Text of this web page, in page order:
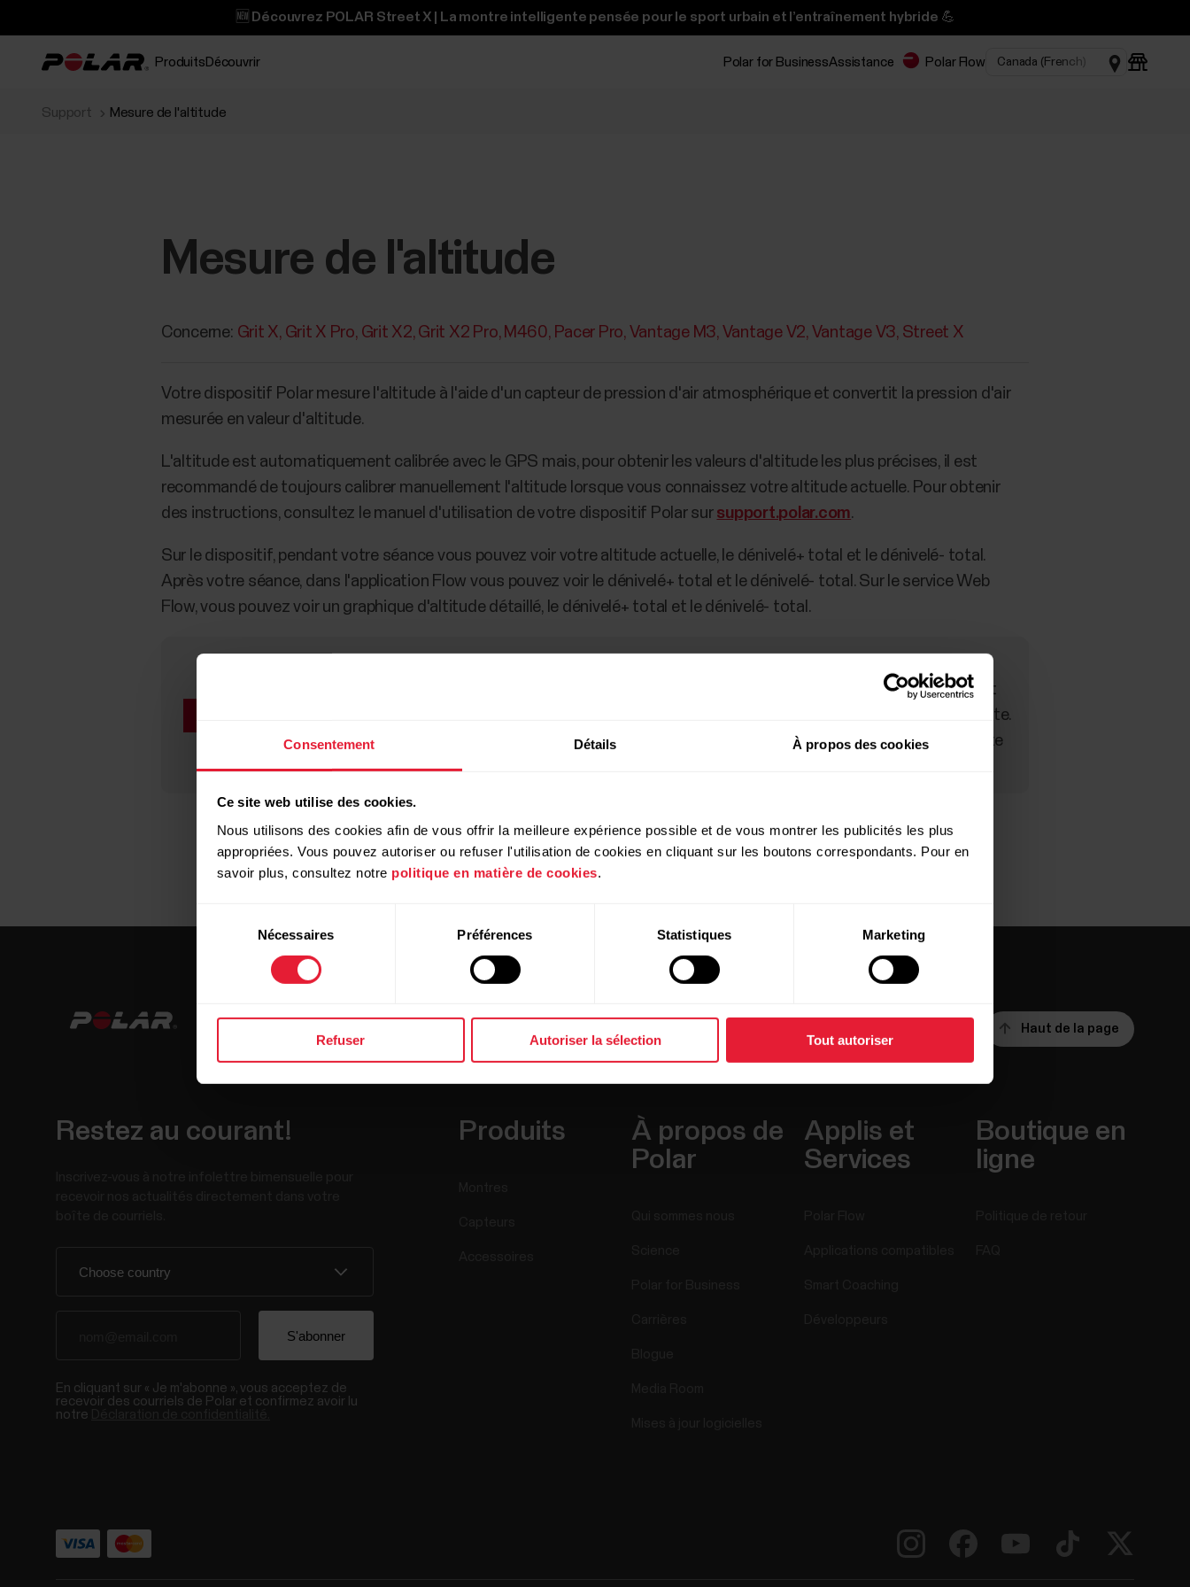
Consentement Détails À propos des cookies
Ce site web utilise des cookies.
Nous utilisons des cookies afin de vous offrir la meilleure expérience possible et de vous montrer les publicités les plus
appropriées. Vous pouvez autoriser ou refuser l'utilisation de cookies en cliquant sur les boutons correspondants. Pour en
savoir plus, consultez notre politique en matière de cookies.
consentement
Nécessaires Préférences Statistiques Marketing
Refuser Autoriser la sélection Tout autoriser
🆕 Découvrez POLAR Street X | La montre intelligente pensée pour le sport urbain et l’entraînement hybride 💪
Produits Découvrir Polar for BusinessAssistance Polar Flow
Support Mesure de l'altitude
Mesure de l'altitude
Concerne: Grit X Grit X Pro Grit X2 Grit X2 Pro M460 Pacer Pro Vantage M3 Vantage V2 Vantage V3 Street X
Votre dispositif Polar mesure l'altitude à l'aide d'un capteur de pression d'air atmosphérique et convertit la pression d'air
mesurée en valeur d'altitude.
L'altitude est automatiquement calibrée avec le GPS mais, pour obtenir les valeurs d'altitude les plus précises, il est
recommandé de toujours calibrer manuellement l'altitude lorsque vous connaissez votre altitude actuelle. Pour obtenir
des instructions, consultez le manuel d'utilisation de votre dispositif Polar sur support.polar.com.
Sur le dispositif, pendant votre séance vous pouvez voir votre altitude actuelle, le dénivelé+ total et le dénivelé- total.
Après votre séance, dans l'application Flow vous pouvez voir le dénivelé+ total et le dénivelé- total. Sur le service Web
Flow, vous pouvez voir un graphique d'altitude détaillé, le dénivelé+ total et le dénivelé- total.
dispositif afin de garantir le bon fonctionnement de la mesure de l'altitude. Le capteur de pression d'air est
situé dans la partie supérieure du dos du boîtier et les trous d'air se trouvent dans les cavités des vis à droite.
Nettoyez le dispositif avec une solution d'eau et de savon doux sous l'eau du robinet afin d'empêcher toute
obstruction des trous d'air.
Haut de la page
Restez au courant!
En cliquant sur « Je m'abonne », vous acceptez de
recevoir des courriels de Polar et confirmez avoir lu
notre
Produits
À propos de
Polar
Applis et
Services
Boutique en
ligne